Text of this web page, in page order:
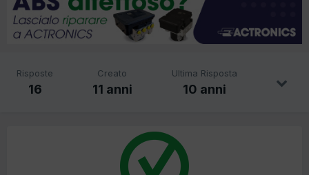
Risposte
16
Creato
11 anni
Ultima Risposta
10 anni